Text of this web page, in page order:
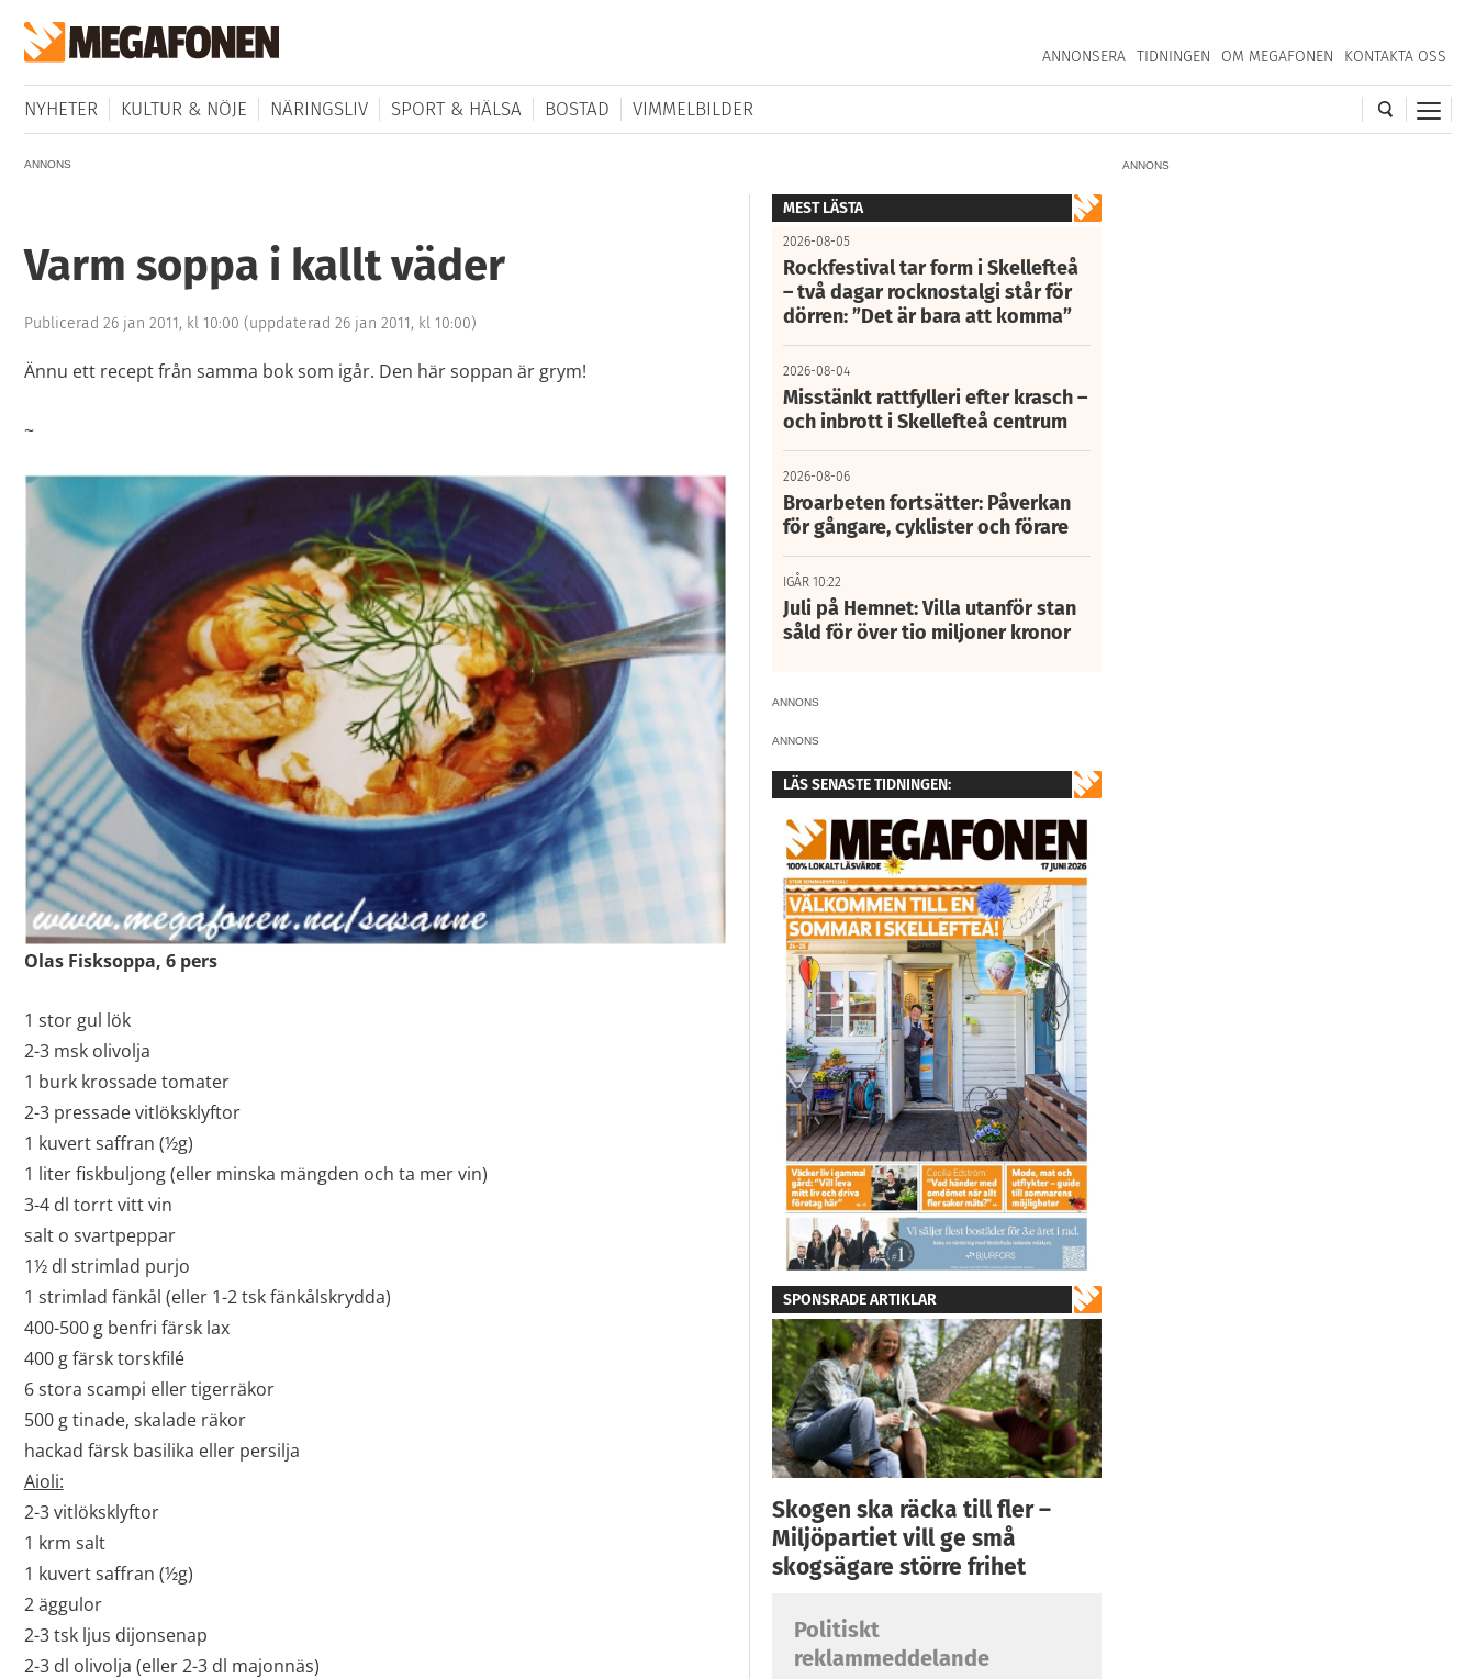
ANNONSERA TIDNINGEN OM MEGAFONEN KONTAKTA OSS
NYHETER KULTUR & NÖJE NÄRINGSLIV SPORT & HÄLSA BOSTAD VIMMELBILDER
ANNONS
ANNONS
Varm soppa i kallt väder
Publicerad 26 jan 2011, kl 10:00 (uppdaterad 26 jan 2011, kl 10:00)
Ännu ett recept från samma bok som igår. Den här soppan är grym!
~
Olas Fisksoppa, 6 pers
1 stor gul lök
2-3 msk olivolja
1 burk krossade tomater
2-3 pressade vitlöksklyftor
1 kuvert saffran (½g)
1 liter fiskbuljong (eller minska mängden och ta mer vin)
3-4 dl torrt vitt vin
salt o svartpeppar
1½ dl strimlad purjo
1 strimlad fänkål (eller 1-2 tsk fänkålskrydda)
400-500 g benfri färsk lax
400 g färsk torskfilé
6 stora scampi eller tigerräkor
500 g tinade, skalade räkor
hackad färsk basilika eller persilja
Aioli:
2-3 vitlöksklyftor
1 krm salt
1 kuvert saffran (½g)
2 äggulor
2-3 tsk ljus dijonsenap
2-3 dl olivolja (eller 2-3 dl majonnäs)
MEST LÄSTA
2026-08-05
Rockfestival tar form i Skellefteå
– två dagar rocknostalgi står för
dörren: ”Det är bara att komma”
2026-08-04
Misstänkt rattfylleri efter krasch –
och inbrott i Skellefteå centrum
2026-08-06
Broarbeten fortsätter: Påverkan
för gångare, cyklister och förare
IGÅR 10:22
Juli på Hemnet: Villa utanför stan
såld för över tio miljoner kronor
ANNONS
ANNONS
LÄS SENASTE TIDNINGEN:
SPONSRADE ARTIKLAR
Skogen ska räcka till fler –
Miljöpartiet vill ge små
skogsägare större frihet
Politiskt
reklammeddelande